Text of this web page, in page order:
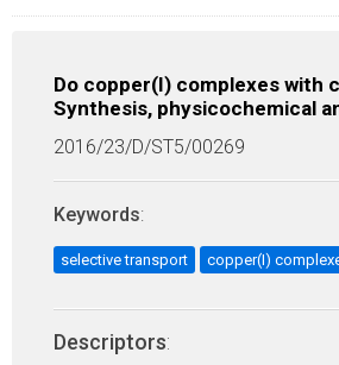
Do copper(I) complexes with
Synthesis, physicochemical
2016/23/D/ST5/00269
Keywords:
selective transport copper(I)
Descriptors: